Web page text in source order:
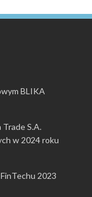
BLIKA
S.A.
w 2024 roku
2023